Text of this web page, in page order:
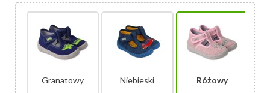
Granatowy Niebieski Różowy